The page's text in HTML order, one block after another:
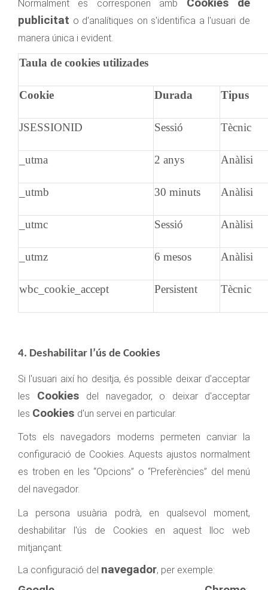
Normalment es corresponen amb Cookies de
publicitat o d'analítiques on s'identifica a l'usuari de
manera única i evident.
Taula de cookies utilizades
Cookie Durada Tipus
JSESSIONID Sessió Tècnic
_utma 2 anys Anàlisi
_utmb 30 minuts Anàlisi
_utmc Sessió Anàlisi
_utmz 6 mesos Anàlisi
wbc_cookie_accept Persistent Tècnic
4. Deshabilitar l’ús de Cookies
Si l'usuari així ho desitja, és possible deixar d'acceptar
les Cookies
del navegador, o deixar d'acceptar
les Cookies d'un servei en particular.
Tots els navegadors moderns permeten canviar la
configuració de Cookies. Aquests ajustos normalment
es troben en les “Opcions” o “Preferències” del menú
del navegador.
La persona usuària podrà, en qualsevol moment,
deshabilitar l'ús de Cookies en aquest lloc web
mitjançant:
La configuració del navegador, per exemple: